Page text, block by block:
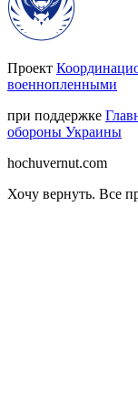
Проект
военнопленными
при поддержке
обороны Украины
hochuvernut.com
Хочу вернуть. Все